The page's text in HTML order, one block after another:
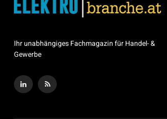
Ihr unabhängiges Fachmagazin für Handel- &
Gewerbe